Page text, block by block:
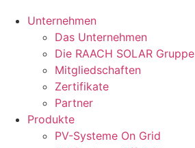
Unternehmen
Das Unternehmen
Die RAACH SOLAR Gruppe
Mitgliedschaften
Zertifikate
Partner
Produkte
PV-Systeme On Grid